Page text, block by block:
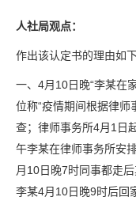
人社局观点：
作出该认定书的理由如下
一、4月10日晚“李某在
位称“疫情期间根据律师
查；律师事务所4月1日
午李某在律师事务所安
月10日晚7时同事都走
李某4月10日晚9时后回